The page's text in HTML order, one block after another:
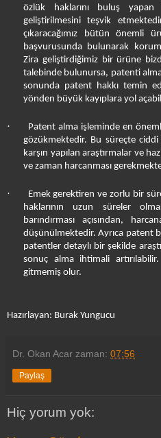
özlük haklarını buluş
geliştirilmesini teşvik
çıkaracağımız bütün önemli
başvurusunda bulunarak
Zira geliştirdiğimiz bir ürüne
talebinde bulunursa, patenti
sonunda patent hakkı temin
yönden büyük kayıplara yol
·
Patent alma işleminde en
gözükmektedir. Bu süreçte
karşın yapılan araştırmalar ve
ve zaman harcanması
·
Emek gerektiren ve zorlu bir
haklarının uzun süreler
barındırması açısından,
düşünülmektedir. Ayrıca patent
patentler detaylı bir şekilde
sonuç alma ihtimali
gitmemiş olur.
Hazırlayan: Burak Yungucu
Dr. Okan Acar zaman: 07:56
Paylaş
Hiç yorum yok: